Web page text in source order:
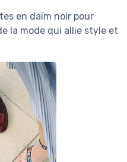
en daim noir pour
la mode qui allie style et